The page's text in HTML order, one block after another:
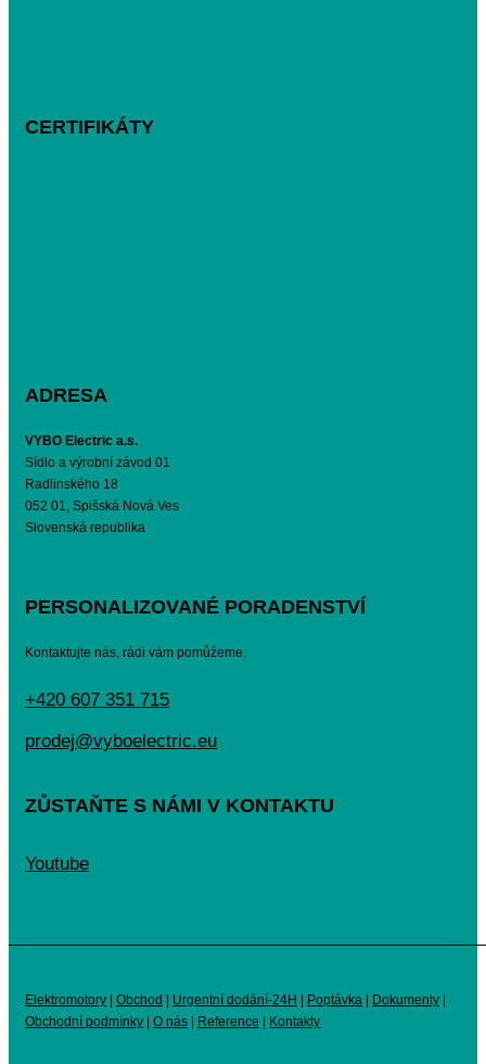
CERTIFIKÁTY
ADRESA
VYBO Electric a.s.
Sídlo a výrobní závod 01
Radlinského 18
052 01, Spišská Nová Ves
Slovenská republika
PERSONALIZOVANÉ PORADENSTVÍ
Kontaktujte nás, rádi vám pomůžeme.
+420 607 351 715
prodej@vyboelectric.eu
ZŮSTAŇTE S NÁMI V KONTAKTU
Youtube
Elektromotory Obchod Urgentní dodání-24H Poptávka Dokumenty
Obchodní podmínky
O nás Reference Kontakty